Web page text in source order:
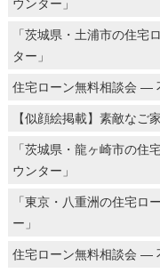
ウンター」
「茨城県・土浦市の住宅
ター」
住宅ローン無料相談会 ―
【似顔絵掲載】素敵なご
「茨城県・龍ヶ崎市の住
ウンター」
「東京・八重洲の住宅ロ
ー」
住宅ローン無料相談会 ―